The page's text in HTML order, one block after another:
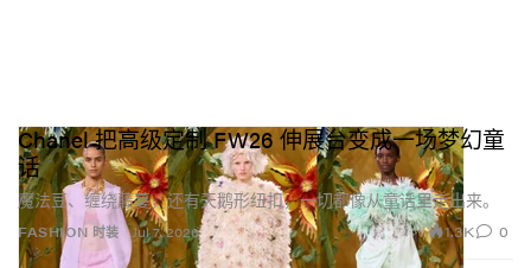
FASHION 时装
Chanel 把高级定制 FW26 伸展台变成一场梦幻童
话
魔法豆、缠绕藤蔓，还有天鹅形纽扣，一切都像从童话里走出来。
Jul 7, 2026 1.3K 0